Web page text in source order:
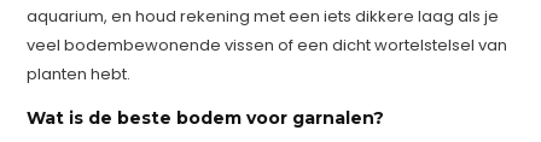
aquarium, en houd rekening met een iets dikkere laag als je
veel bodembewonende vissen of een dicht wortelstelsel van
planten hebt.
Wat is de beste bodem voor garnalen?